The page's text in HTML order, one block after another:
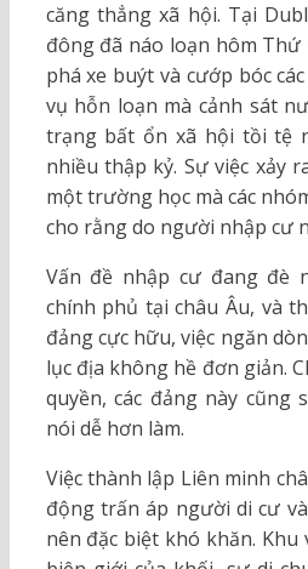
căng thẳng xã hội. Tại
đông đã náo loạn hôm
phá xe buýt và cướp bóc
vụ hỗn loạn mà cảnh sát
trạng bất ổn xã hội tồi tệ
nhiều thập kỷ. Sự việc xảy
một trường học mà các
cho rằng do người nhập cư
Vấn đề nhập cư đang đè
chính phủ tại châu Âu, và
đảng cực hữu, việc ngăn
lục địa không hề đơn giản.
quyền, các đảng này cũng
nói dễ hơn làm.
Việc thành lập Liên minh
động trấn áp người di cư
nên đặc biệt khó khăn. Khu